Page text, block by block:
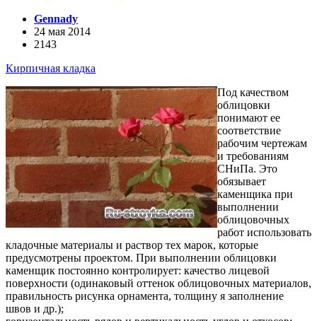
Gennady
24 мая 2014
2143
Кирпичная кладка
Под качеством
облицовки
понимают ее
соответствие
рабочим чертежам
и требованиям
СНиПа. Это
обязывает
каменщика при
выполнении
облицовочных
работ использовать
кладочные материалы и раствор тех марок, которые
предусмотрены проектом. При выполнении облицовки
каменщик постоянно контролирует: качество лицевой
поверхности (одинаковый оттенок облицовочных материалов,
правильность рисунка орнамента, толщину я заполнение
швов и др.);